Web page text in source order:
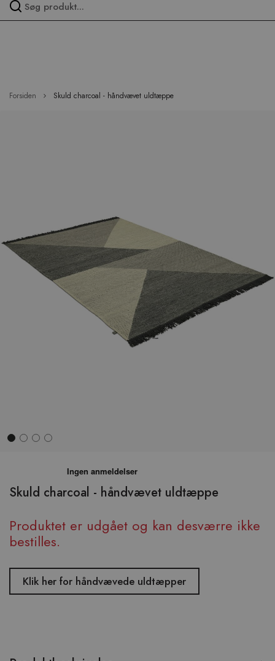
Forsiden Skuld charcoal - håndvævet uldtæppe
Skuld charcoal - håndvævet uldtæppe
Produktet er udgået og kan desværre ikke
bestilles.
Klik her for håndvævede uldtæpper
begyndelsen
af